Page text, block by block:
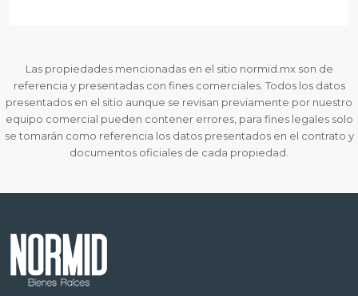
Las propiedades mencionadas en el sitio normid.mx son de
referencia y presentadas con fines comerciales. Todos los datos
presentados en el sitio aunque se revisan previamente por nuestro
equipo comercial pueden contener errores, para fines legales solo
se tomarán como referencia los datos presentados en el contrato y
documentos oficiales de cada propiedad.